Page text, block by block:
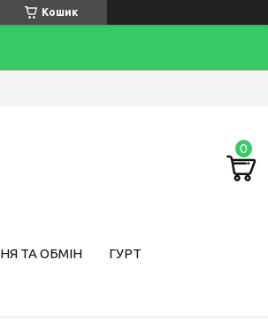
Кошик
ТА ОБМІН ГУРТ